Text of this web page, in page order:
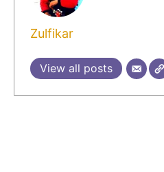
Zulfikar
View all posts